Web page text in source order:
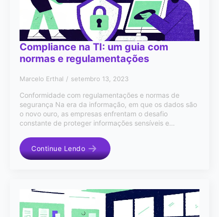
Compliance na TI: um guia com
normas e regulamentações
Marcelo Erthal setembro 13, 2023
Conformidade com regulamentações e normas de
segurança Na era da informação, em que os dados são
o novo ouro, as empresas enfrentam o desafio
constante de proteger informações sensíveis e…
Continue Lendo